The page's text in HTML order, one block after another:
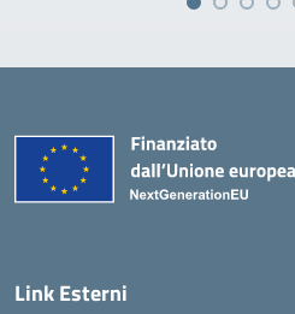
Link Esterni